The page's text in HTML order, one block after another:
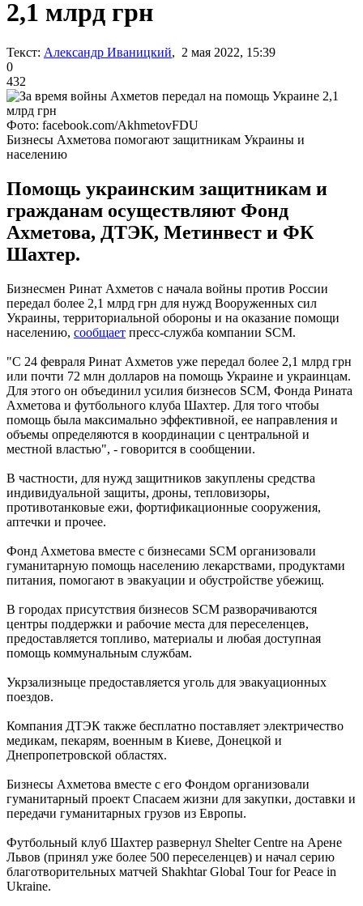
2,1 млрд грн
Текст: Александр Иваницкий, 2 мая 2022, 15:39
0
432
Фото: facebook.com/AkhmetovFDU
Бизнесы Ахметова помогают защитникам Украины и
населению
Помощь украинским защитникам и
гражданам осуществляют Фонд
Ахметова, ДТЭК, Метинвест и ФК
Шахтер.
Бизнесмен Ринат Ахметов с начала войны против России
передал более 2,1 млрд грн для нужд Вооруженных сил
Украины, территориальной обороны и на оказание помощи
населению, сообщает пресс-служба компании SCM.
"С 24 февраля Ринат Ахметов уже передал более 2,1 млрд грн
или почти 72 млн долларов на помощь Украине и украинцам.
Для этого он объединил усилия бизнесов SCM, Фонда Рината
Ахметова и футбольного клуба Шахтер. Для того чтобы
помощь была максимально эффективной, ее направления и
объемы определяются в координации с центральной и
местной властью", - говорится в сообщении.
В частности, для нужд защитников закуплены средства
индивидуальной защиты, дроны, тепловизоры,
противотанковые ежи, фортификационные сооружения,
аптечки и прочее.
Фонд Ахметова вместе с бизнесами SCM организовали
гуманитарную помощь населению лекарствами, продуктами
питания, помогают в эвакуации и обустройстве убежищ.
В городах присутствия бизнесов SCM разворачиваются
центры поддержки и рабочие места для переселенцев,
предоставляется топливо, материалы и любая доступная
помощь коммунальным службам.
Укрзализныце предоставляется уголь для эвакуационных
поездов.
Компания ДТЭК также бесплатно поставляет электричество
медикам, пекарям, военным в Киеве, Донецкой и
Днепропетровской областях.
Бизнесы Ахметова вместе с его Фондом организовали
гуманитарный проект Спасаем жизни для закупки, доставки и
передачи гуманитарных грузов из Европы.
Футбольный клуб Шахтер развернул Shelter Centre на Арене
Львов (принял уже более 500 переселенцев) и начал серию
благотворительных матчей Shakhtar Global Tour for Peace in
Ukraine.